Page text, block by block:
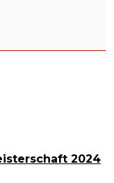
2024